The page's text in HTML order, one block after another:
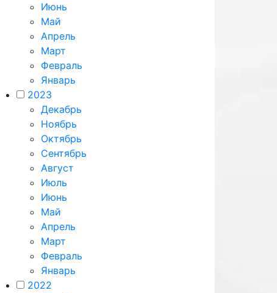
Июнь
Май
Апрель
Март
Февраль
Январь
2023
Декабрь
Ноябрь
Октябрь
Сентябрь
Август
Июль
Июнь
Май
Апрель
Март
Февраль
Январь
2022